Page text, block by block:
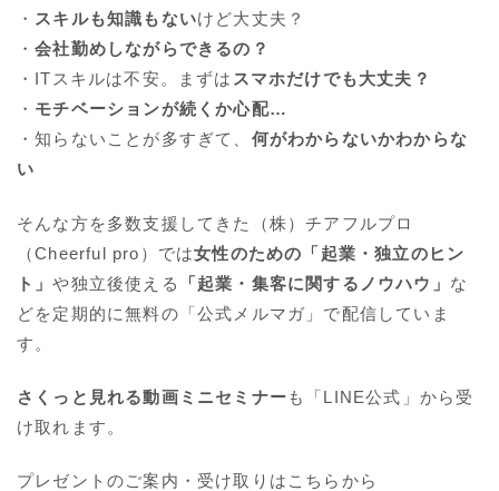
・ スキルも知識もないけど大丈夫？
・会社勤めしながらできるの？
・ITスキルは不安。まずは スマホだけでも大丈夫？
・ モチベーションが続くか心配…
・知らないことが多すぎて、 何がわからないかわからな
い
そんな方を多数支援してきた（株）チアフルプロ
（Cheerful pro）では女性のための「起業・独立のヒン
ト」や独立後使える 「起業・集客に関するノウハウ」 な
どを定期的に無料の「公式メルマガ」で配信していま
す。
さくっと見れる動画ミニセミナー も「LINE公式」から受
け取れます。
プレゼントのご案内・受け取りはこちらから